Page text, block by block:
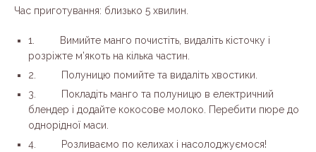
Час приготування: близько 5 хвилин.
1. Вимийте манго почистіть, видаліть кісточку і
розріжте м’якоть на кілька частин.
2. Полуницю помийте та видаліть хвостики.
3. Покладіть манго та полуницю в електричний
блендер і додайте кокосове молоко. Перебити пюре до
однорідної маси.
4. Розливаємо по келихах і насолоджуємося!